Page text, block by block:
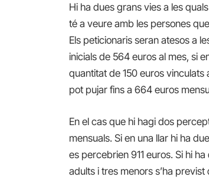
Hi ha dues grans vies a les
té a veure amb les persones
Els peticionaris seran atesos a
inicials de 564 euros al mes,si
quantitat de 150 euros vinculats
pot pujar fins a 664 euros
En el cas que hi hagi dos
mensuals. Si en una llar hi ha
es percebrien 911 euros. Si hi
adults i tres menors s’ha previst